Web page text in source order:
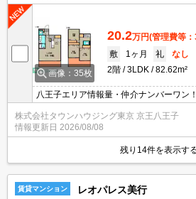
画像：35枚
20.2万円(管理費等
敷
1ヶ月 礼
なし
2階
3LDK 82.62m²
八王子エリア情報量・仲介ナンバーワン
王子店です!お客様用駐車場もございます
です！
株式会社タウンハウジング東京 京王八王子
情報更新日 2026/08/08
残り14件を表示す
賃貸マンション レオパレス美行